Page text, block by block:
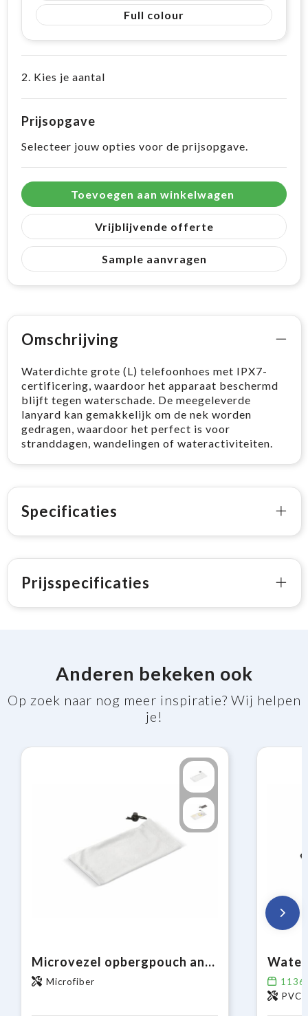
Full colour
2. Kies je aantal
Prijsopgave
Selecteer jouw opties voor de prijsopgave.
Toevoegen aan winkelwagen
Vrijblijvende offerte
Sample aanvragen
Omschrijving
Waterdichte grote (L) telefoonhoes met IPX7-
certificering, waardoor het apparaat beschermd
blijft tegen waterschade. De meegeleverde
lanyard kan gemakkelijk om de nek worden
gedragen, waardoor het perfect is voor
stranddagen, wandelingen of wateractiviteiten.
Specificaties
Prijsspecificaties
Anderen bekeken ook
Op zoek naar nog meer inspiratie? Wij helpen
je!
Microvezel opbergpouch antibacterieel 9 x 18 cm
Microfiber
PVC